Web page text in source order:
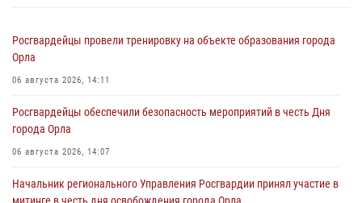
Росгвардейцы провели тренировку на объекте образования города
Орла
06 августа 2026, 14:11
Росгвардейцы обеспечили безопасность мероприятий в честь Дня
города Орла
06 августа 2026, 14:07
Начальник регионального Управления Росгвардии принял участие в
митинге в честь дня освобождения города Орла